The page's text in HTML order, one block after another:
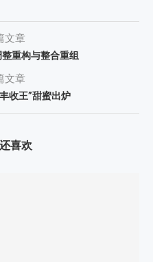
文章
重构与整合重组
文章
收王”甜蜜出炉
喜欢